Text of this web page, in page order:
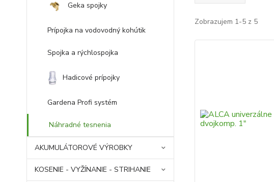
Geka spojky
Prípojka na vodovodný kohútik
Spojka a rýchlospojka
Hadicové prípojky
Gardena Profi systém
Náhradné tesnenia
AKUMULÁTOROVÉ VÝROBKY
KOSENIE - VYŽÍNANIE - STRIHANIE
Zobrazujem 1-5 z 5